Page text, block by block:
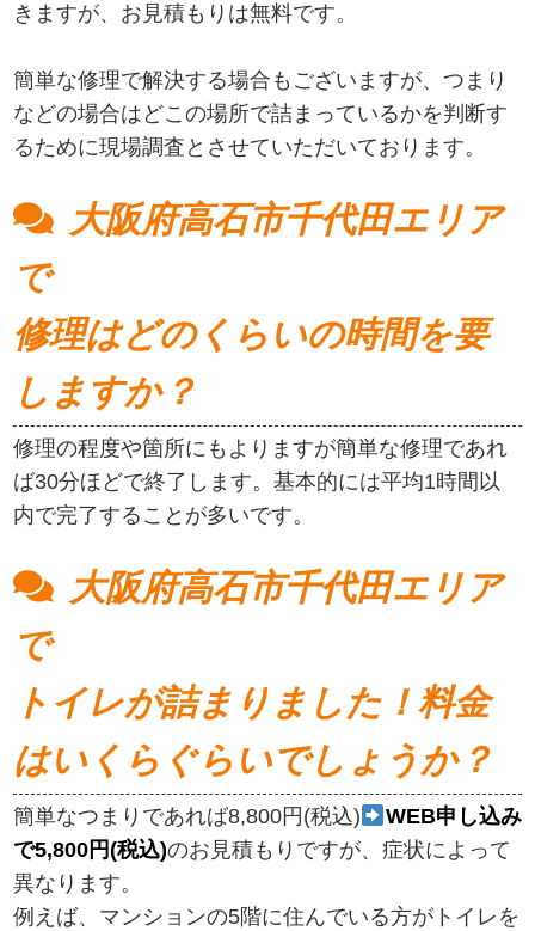
きますが、お見積もりは無料です。
簡単な修理で解決する場合もございますが、つまり
などの場合はどこの場所で詰まっているかを判断す
るために現場調査とさせていただいております。
大阪府高石市千代田エリア
で
修理はどのくらいの時間を要
しますか？
修理の程度や箇所にもよりますが簡単な修理であれ
ば30分ほどで終了します。基本的には平均1時間以
内で完了することが多いです。
大阪府高石市千代田エリア
で
トイレが詰まりました！料金
はいくらぐらいでしょうか？
簡単なつまりであれば8,800円(税込)
WEB申し込み
で5,800円(税込)のお見積もりですが、症状によって
異なります。
例えば、マンションの5階に住んでいる方がトイレを